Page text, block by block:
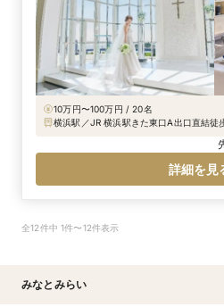
10万円〜100万円 / 20名
横浜駅／JR 横浜駅きた東口A出口直結徒
詳細を見
全12件中 1件〜12件表示
みなとみらい